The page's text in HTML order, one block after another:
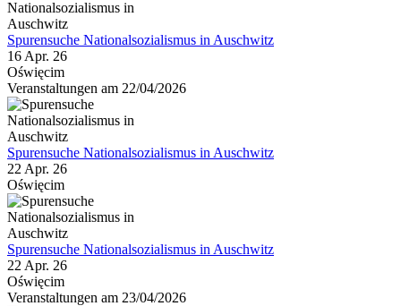
Spurensuche Nationalsozialismus in Auschwitz
16 Apr. 26
Oświęcim
Veranstaltungen am 22/04/2026
Spurensuche Nationalsozialismus in Auschwitz
22 Apr. 26
Oświęcim
Spurensuche Nationalsozialismus in Auschwitz
22 Apr. 26
Oświęcim
Veranstaltungen am 23/04/2026